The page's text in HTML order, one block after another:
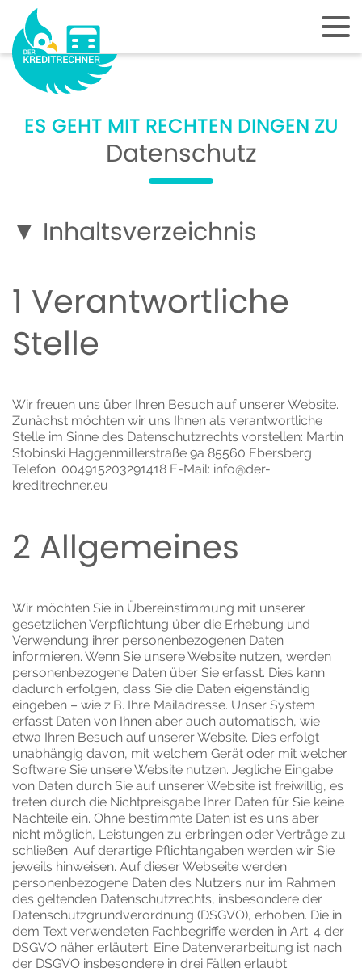
ES GEHT MIT RECHTEN DINGEN ZU
Datenschutz
▼ Inhaltsverzeichnis
1 Verantwortliche
Stelle
Wir freuen uns über Ihren Besuch auf unserer Website.
Zunächst möchten wir uns Ihnen als verantwortliche
Stelle im Sinne des Datenschutzrechts vorstellen: Martin
Stobinski Haggenmillerstraße 9a 85560 Ebersberg
Telefon: 004915203291418 E-Mail: info@der-
kreditrechner.eu
2 Allgemeines
Wir möchten Sie in Übereinstimmung mit unserer
gesetzlichen Verpflichtung über die Erhebung und
Verwendung ihrer personenbezogenen Daten
informieren. Wenn Sie unsere Website nutzen, werden
personenbezogene Daten über Sie erfasst. Dies kann
dadurch erfolgen, dass Sie die Daten eigenständig
eingeben – wie z.B. Ihre Mailadresse. Unser System
erfasst Daten von Ihnen aber auch automatisch, wie
etwa Ihren Besuch auf unserer Website. Dies erfolgt
unabhängig davon, mit welchem Gerät oder mit welcher
Software Sie unsere Website nutzen. Jegliche Eingabe
von Daten durch Sie auf unserer Website ist freiwillig, es
treten durch die Nichtpreisgabe Ihrer Daten für Sie keine
Nachteile ein. Ohne bestimmte Daten ist es uns aber
nicht möglich, Leistungen zu erbringen oder Verträge zu
schließen. Auf derartige Pflichtangaben werden wir Sie
jeweils hinweisen. Auf dieser Webseite werden
personenbezogene Daten des Nutzers nur im Rahmen
des geltenden Datenschutzrechts, insbesondere der
Datenschutzgrundverordnung (DSGVO), erhoben. Die in
dem Text verwendeten Fachbegriffe werden in Art. 4 der
DSGVO näher erläutert. Eine Datenverarbeitung ist nach
der DSGVO insbesondere in drei Fällen erlaubt: